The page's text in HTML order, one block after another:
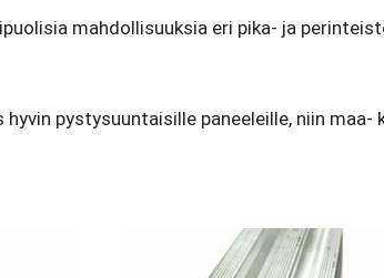
mahdollisuuksia eri pika- ja
pystysuuntaisille paneeleille, niin maa-